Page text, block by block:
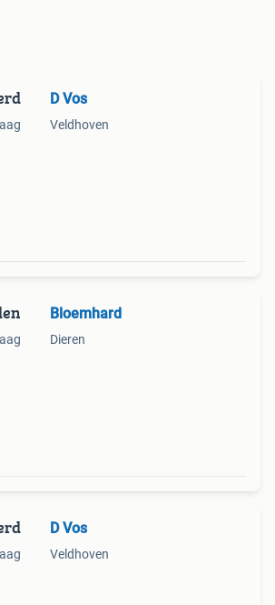
D Vos
Veldhoven
Bloemhard
Dieren
D Vos
Veldhoven